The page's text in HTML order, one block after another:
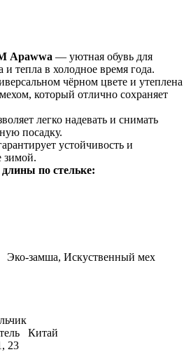
Apawwa — уютная обувь для
и тепла в холодное время года.
чёрном цвете и утеплена
который отлично сохраняет
легко надевать и снимать
посадку.
устойчивость и
зимой.
по стельке:
Эко-замша, Искуственный мех
Китай
23